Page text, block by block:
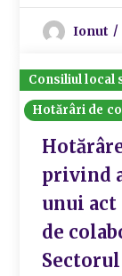
Ionut
Consiliul local
Hotărâri de
privind
unui
de